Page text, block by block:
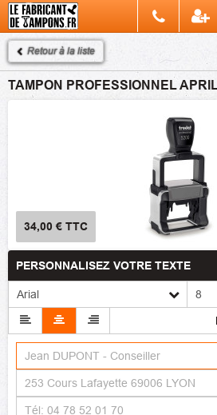
Retour à la liste
TAMPON PROFESSIONNEL
34,00 € TTC
PERSONNALISEZ VOTRE TEXTE